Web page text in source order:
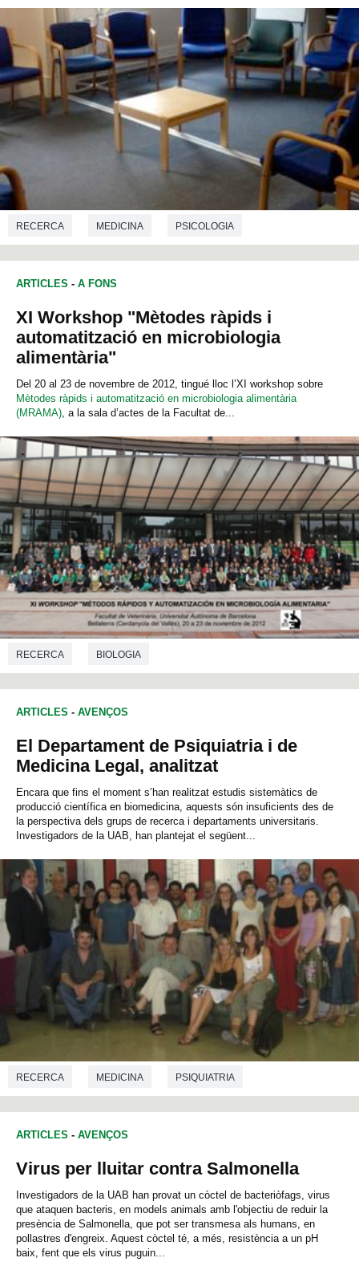
RECERCA MEDICINA PSICOLOGIA
ARTICLES - A FONS
XI Workshop "Mètodes ràpids i
automatització en microbiologia
alimentària"
Del 20 al 23 de novembre de 2012, tingué lloc l’XI workshop sobre
Mètodes ràpids i automatització en microbiologia alimentària
(MRAMA), a la sala d’actes de la Facultat de...
RECERCA BIOLOGIA
ARTICLES - AVENÇOS
El Departament de Psiquiatria i de
Medicina Legal, analitzat
Encara que fins el moment s’han realitzat estudis sistemàtics de
producció científica en biomedicina, aquests són insuficients des de
la perspectiva dels grups de recerca i departaments universitaris.
Investigadors de la UAB, han plantejat el següent...
RECERCA MEDICINA PSIQUIATRIA
ARTICLES - AVENÇOS
Virus per lluitar contra Salmonella
Investigadors de la UAB han provat un còctel de bacteriòfags, virus
que ataquen bacteris, en models animals amb l'objectiu de reduir la
presència de Salmonella, que pot ser transmesa als humans, en
pollastres d'engreix. Aquest còctel té, a més, resistència a un pH
baix, fent que els virus puguin...